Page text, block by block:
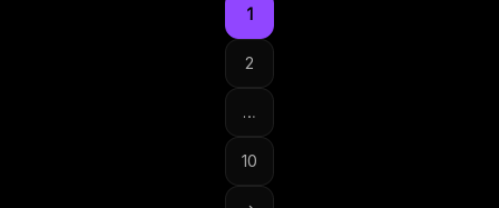
Paginación
de
entradas
1
2
…
10